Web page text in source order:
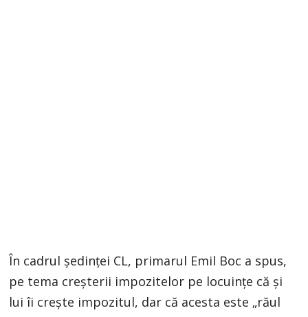
În cadrul ședinței CL, primarul Emil Boc a spus,
pe tema creșterii impozitelor pe locuințe că și
lui îi crește impozitul, dar că acesta este „răul